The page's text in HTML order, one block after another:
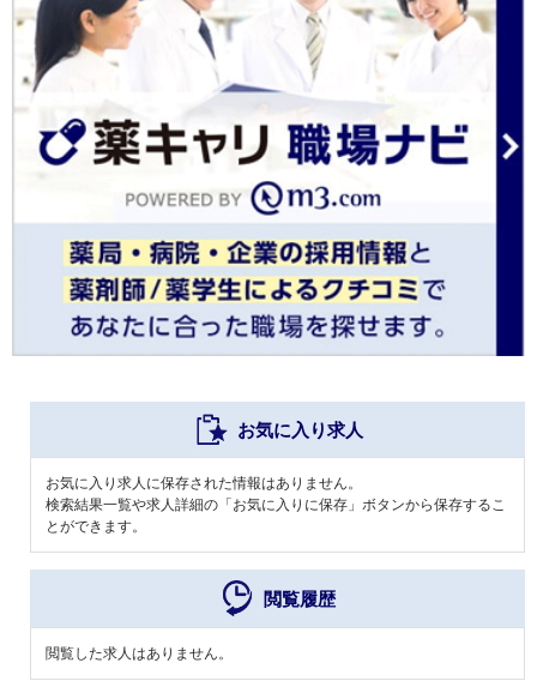
お気に入り求人
お気に入り求人に保存された情報はありません。
検索結果一覧や求人詳細の「お気に入りに保存」ボタンから保存するこ
とができます。
閲覧履歴
閲覧した求人はありません。